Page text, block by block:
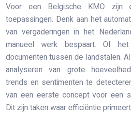
Voor een Belgische KMO zijn
toepassingen. Denk aan het
van vergaderingen in het
manueel werk bespaart. Of
documenten tussen de landstalen.
analyseren van grote
trends en sentimenten te
van een eerste concept voor een
Dit zijn taken waar efficiëntie